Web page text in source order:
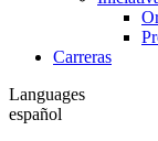
Carreras
Languages
español